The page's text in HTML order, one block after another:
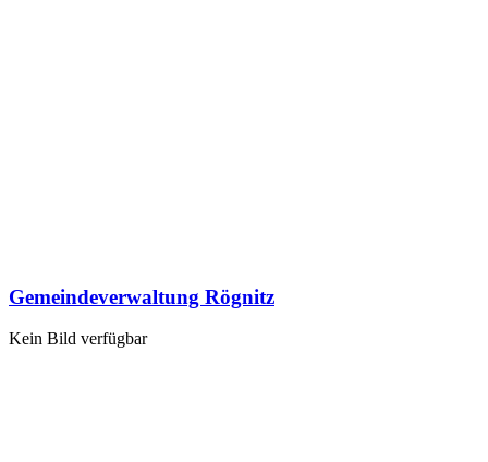
Gemeindeverwaltung Rögnitz
Kein Bild verfügbar